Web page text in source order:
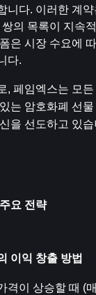
니다. 이러한 계
의 목록이 지속
은 시장 수요에
다.
, 페임엑스는 모
는 암호화폐 선
을 선도하고 있습
요 전략
이익 창출 방법
격이 상승할 때 (